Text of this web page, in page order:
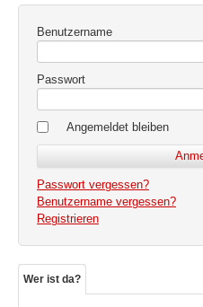
Benutzername
Passwort
Angemeldet bleiben
Passwort vergessen?
Benutzername vergessen?
Registrieren
Wer ist da?